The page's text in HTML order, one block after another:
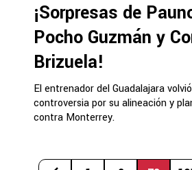
¡Sorpresas de
Pocho Guzmán y
Brizuela!
El entrenador del Guadalajara
controversia por su alineación y
contra Monterrey.